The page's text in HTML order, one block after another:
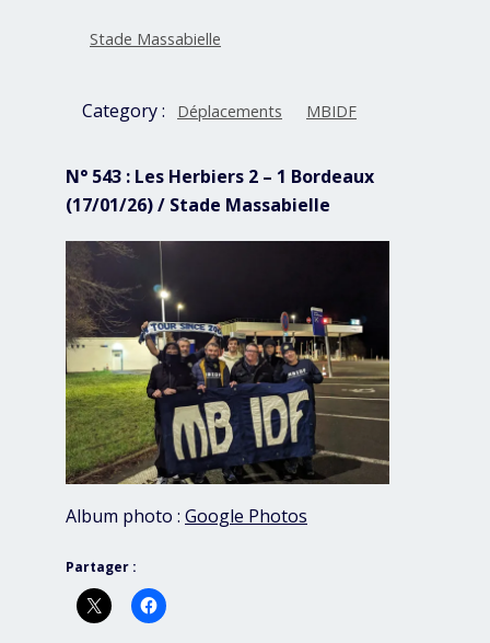
Stade Massabielle
Category : Déplacements MBIDF
N° 543 : Les Herbiers 2 – 1 Bordeaux
(17/01/26) / Stade Massabielle
Album photo : Google Photos
Partager :